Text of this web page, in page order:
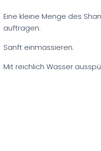
Eine kleine Menge des
auftragen.
Sanft einmassieren.
Mit reichlich Wasser